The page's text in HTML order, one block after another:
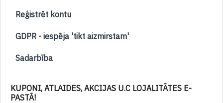
Reģistrēt kontu
GDPR - iespēja 'tikt aizmirstam'
Sadarbība
KUPONI, ATLAIDES, AKCIJAS U.C LOJALITĀTES E-
PASTĀ!